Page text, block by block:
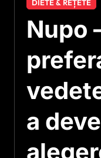
DIETE & REȚETE
Nupo
a